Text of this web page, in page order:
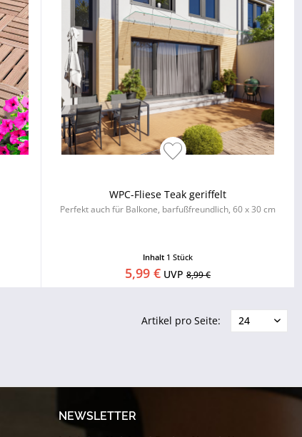
WPC-Fliese Teak geriffelt
Perfekt auch für Balkone, barfußfreundlich, 60 x 30 cm
Inhalt 1 Stück
5,99 € UVP8,99 €
Artikel pro Seite:
NEWSLETTER